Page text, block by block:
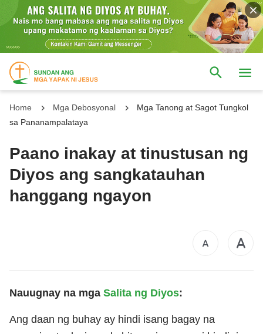
Home Mga Debosyonal
Mga Tanong at Sagot Tungkol
sa Pananampalataya
Paano inakay at tinustusan ng
Diyos ang sangkatauhan
hanggang ngayon
Nauugnay na mga Salita ng Diyos:
Ang daan ng buhay ay hindi isang bagay na